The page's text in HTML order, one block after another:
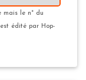
mais le n° du
édité par Hop-